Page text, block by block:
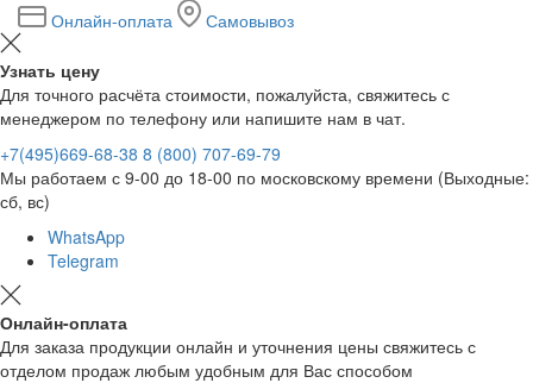
Онлайн-оплата
Самовывоз
Узнать цену
Для точного расчёта стоимости, пожалуйста, свяжитесь с
менеджером по телефону или напишите нам в чат.
+7(495)669-68-38 8 (800) 707-69-79
Мы работаем с 9-00 до 18-00 по московскому времени (Выходные:
сб, вс)
WhatsApp
Telegram
Онлайн-оплата
Для заказа продукции онлайн и уточнения цены свяжитесь с
отделом продаж любым удобным для Вас способом